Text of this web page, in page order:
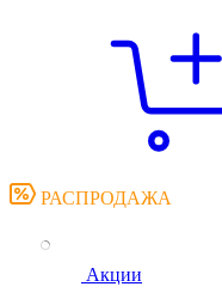
РАСПРОДАЖА
Акции